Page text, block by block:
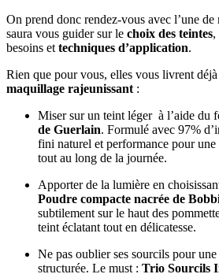
On prend donc rendez-vous avec l’une de
saura vous guider sur le choix des teintes,
besoins et techniques d’application.
Rien que pour vous, elles vous livrent déjà
maquillage rajeunissant :
Miser sur un teint léger à l’aide du
de Guerlain. Formulé avec 97%
fini naturel et performance pour une
tout au long de la journée.
Apporter de la lumière en
Poudre compacte nacrée de
subtilement sur le haut des
teint éclatant tout en délicatesse.
Ne pas oublier ses sourcils pour
structurée. Le must : Trio Sourcils